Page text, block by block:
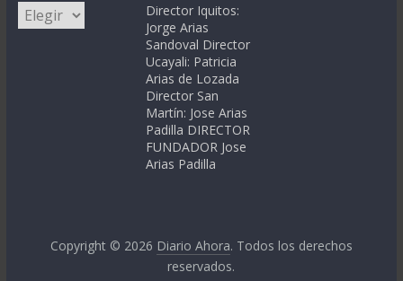
Categorías
Director Iquitos:
Jorge Arias
Sandoval Director
Ucayali: Patricia
Arias de Lozada
Director San
Martín: Jose Arias
Padilla DIRECTOR
FUNDADOR Jose
Arias Padilla
Copyright © 2026 Diario Ahora. Todos los derechos
reservados.